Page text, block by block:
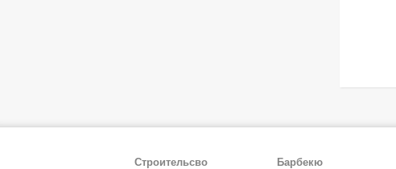
Строительсво
Барбекю